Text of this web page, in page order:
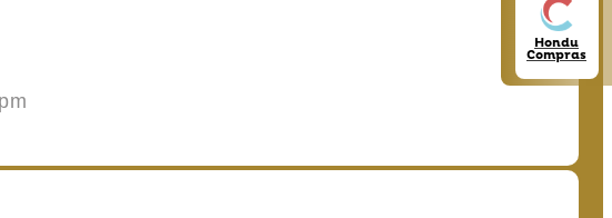
Hondu
Compras